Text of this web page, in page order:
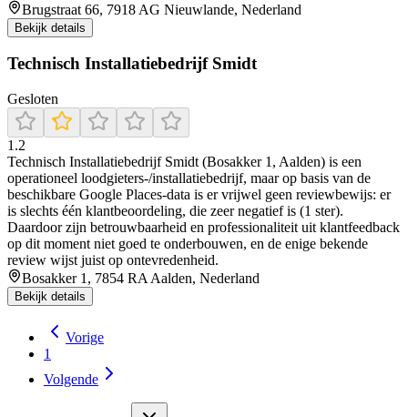
Brugstraat 66, 7918 AG Nieuwlande, Nederland
Bekijk details
Technisch Installatiebedrijf Smidt
Gesloten
1.2
Technisch Installatiebedrijf Smidt (Bosakker 1, Aalden) is een
operationeel loodgieters-/installatiebedrijf, maar op basis van de
beschikbare Google Places-data is er vrijwel geen reviewbewijs: er
is slechts één klantbeoordeling, die zeer negatief is (1 ster).
Daardoor zijn betrouwbaarheid en professionaliteit uit klantfeedback
op dit moment niet goed te onderbouwen, en de enige bekende
review wijst juist op ontevredenheid.
Bosakker 1, 7854 RA Aalden, Nederland
Bekijk details
Vorige
1
Volgende